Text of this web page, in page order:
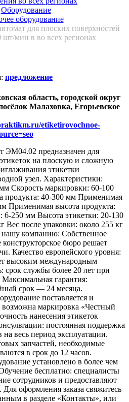
Оборудование
оборудование
для плоских поверхностей
мин в во всех регионах
: предложение
область, городской округ
Малаховка, Егорьевское
etiketirovochnoe-
ЭМ04.02 предназначен для
на плоскую и сложную
этикетки
узел. Характеристики:
Скорость маркировки: 60-100
40-300 мм Применимая
Применимая высота продукта:
6-250 мм Высота этикетки: 20-130
после упаковки: около 255 кг
компанию: Собственное
конструкторское бюро решает
Качество европейского уровня:
высоким международным
срок службы более 20 лет при
гарантия:
срок — 24 месяца.
поставляется и
возможна маркировка «Честный
нанесения этикеток
постоянная поддержка
на весь период эксплуатации.
запчастей, необходимые
в срок до 12 часов.
установлено в более чем
бесплатно: специалисты
сотрудников и предоставляют
оформления заказа свяжитесь
в разделе «Контакты», или